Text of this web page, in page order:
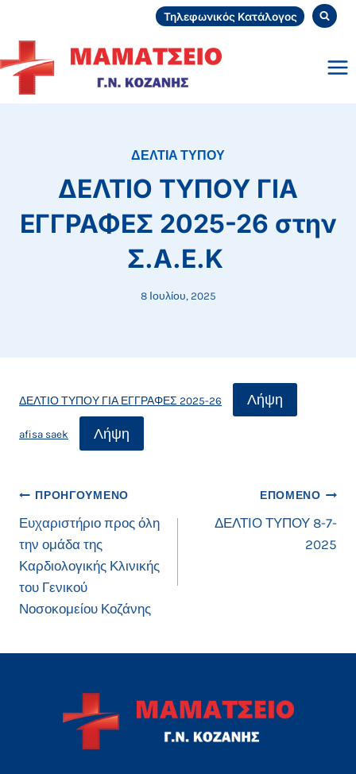
content
Τηλεφωνικός Κατάλογος
ΔΕΛΤΙΑ ΤΥΠΟΥ
ΔΕΛΤΙΟ ΤΥΠΟΥ ΓΙΑ
ΕΓΓΡΑΦΕΣ 2025-26 στην
Σ.Α.Ε.Κ
8 Ιουλίου, 2025
ΔΕΛΤΙΟ ΤΥΠΟΥ ΓΙΑ ΕΓΓΡΑΦΕΣ 2025-26 Λήψη
afisa saek Λήψη
Πλοήγηση
άρθρων
ΠΡΟΗΓΟΎΜΕΝΟ
Ευχαριστήριο προς όλη
την ομάδα της
Καρδιολογικής Κλινικής
του Γενικού
Νοσοκομείου Κοζάνης
ΕΠΌΜΕΝΟ
ΔΕΛΤΙΟ ΤΥΠΟΥ 8-7-
2025